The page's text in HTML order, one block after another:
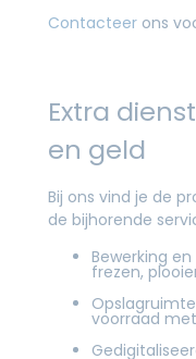
Contacteer ons
Extra
en geld
Bij ons vind je de
de bijhorende
Bewerking
frezen,
voorraad